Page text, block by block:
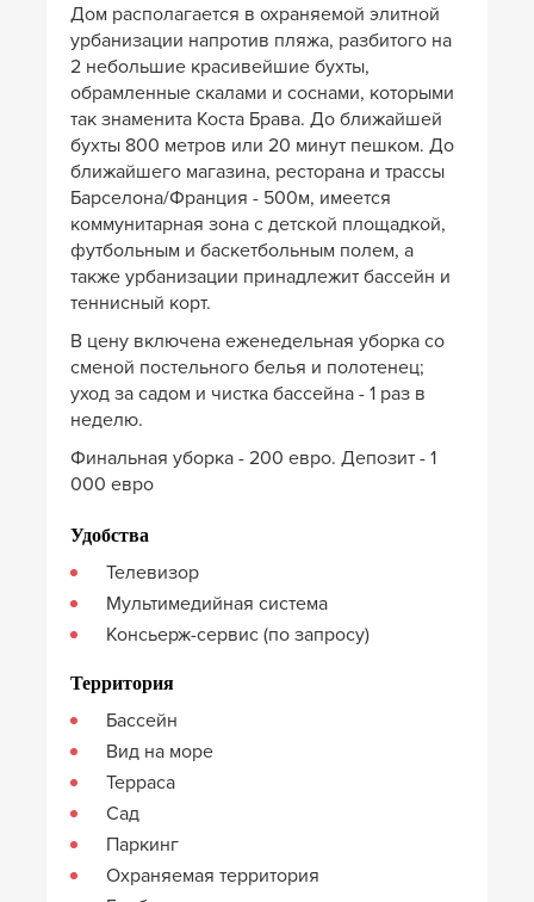
Дом располагается в охраняемой элитной
урбанизации напротив пляжа, разбитого на
2 небольшие красивейшие бухты,
обрамленные скалами и соснами, которыми
так знаменита Коста Брава. До ближайшей
бухты 800 метров или 20 минут пешком. До
ближайшего магазина, ресторана и трассы
Барселона/Франция - 500м, имеется
коммунитарная зона с детской площадкой,
футбольным и баскетбольным полем, а
также урбанизации принадлежит бассейн и
теннисный корт.
В цену включена еженедельная уборка со
сменой постельного белья и полотенец;
уход за садом и чистка бассейна - 1 раз в
неделю.
Финальная уборка - 200 евро. Депозит - 1
000 евро
Удобства
Телевизор
Мультимедийная система
Консьерж-сервис (по запросу)
Территория
Бассейн
Вид на море
Терраса
Сад
Паркинг
Охраняемая территория